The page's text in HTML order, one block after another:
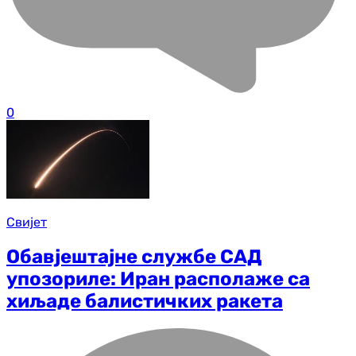
0
Свијет
Обавјештајне службе САД
упозориле: Иран располаже са
хиљаде балистичких ракета